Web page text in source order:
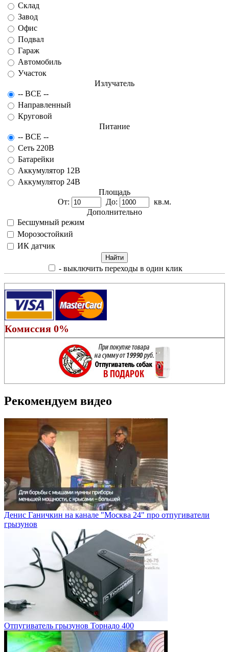
Склад
Завод
Офис
Подвал
Гараж
Автомобиль
Участок
Излучатель
-- ВСЕ --
Направленный
Круговой
Питание
-- ВСЕ --
Сеть 220В
Батарейки
Аккумулятор 12В
Аккумулятор 24В
Площадь
От:
До:
кв.м.
Дополнительно
Бесшумный режим
Морозостойкий
ИК датчик
- выключить переходы в один клик
Комиссия 0%
Рекомендуем видео
Денис Ганичкин на канале "Москва 24" про отпугиватели
грызунов
Отпугиватель грызунов Торнадо 400